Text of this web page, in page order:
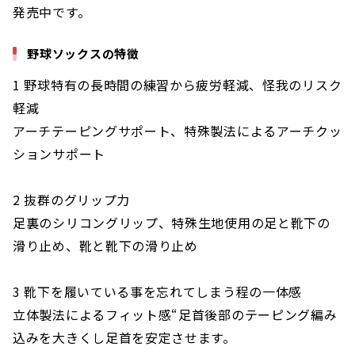
発売中です。
野球ソックスの特徴
1 野球特有の長時間の練習から疲労軽減、怪我のリスク
軽減
アーチテーピングサポート、特殊製法によるアーチクッ
ションサポート
2 抜群のグリップ力
足裏のシリコングリップ、特殊生地使用の足と靴下の
滑り止め、靴と靴下の滑り止め
3 靴下を履いている事を忘れてしまう程の一体感
立体製法によるフィット感“足首後部のテーピング編み
込みを大きくし足首を安定させます。